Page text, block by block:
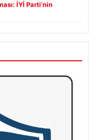
İYİ Parti’nin